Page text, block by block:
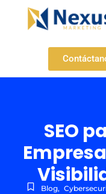
SEO
Blog,